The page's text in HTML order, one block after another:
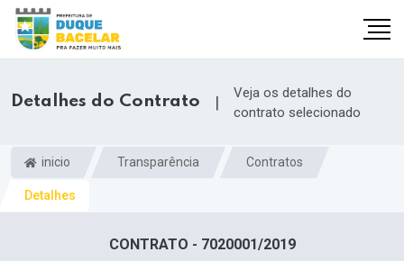
Detalhes do Contrato |
Veja os detalhes do
contrato selecionado
inicio Transparência Contratos
Detalhes
CONTRATO - 7020001/2019